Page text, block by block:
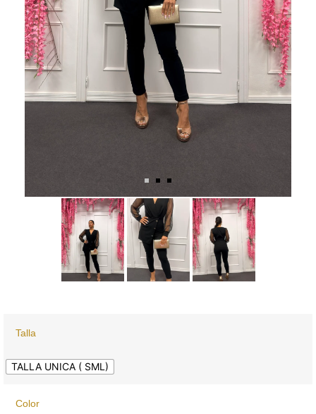
Talla
TALLA UNICA ( SML)
Color